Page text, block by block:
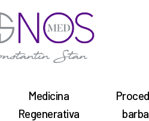
Medicina
Regenerativa